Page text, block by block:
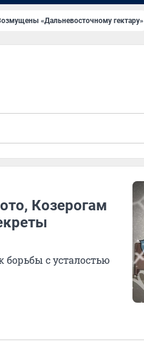
«Дальневосточному гектару»
Козерогам
борьбы с усталостью